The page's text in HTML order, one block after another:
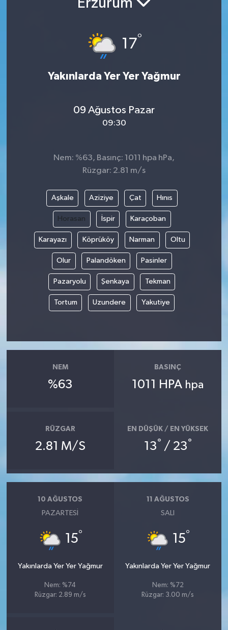
Erzurum
17°
Yakınlarda Yer Yer Yağmur
09 Ağustos Pazar
09:30
Nem: %63, Basınç: 1011 hpa hPa,
Rüzgar: 2.81 m/s
Aşkale Aziziye Çat Hınıs
Horasan İspir Karaçoban
Karayazı Köprüköy Narman Oltu
Olur Palandöken Pasinler
Pazaryolu Şenkaya Tekman
Tortum Uzundere Yakutiye
NEM
%63
BASINÇ
1011 HPA hpa
RÜZGAR
2.81 M/S
EN DÜŞÜK / EN YÜKSEK
13° / 23°
10 AĞUSTOS
PAZARTESI
15°
Yakınlarda Yer Yer Yağmur
Nem: %74
Rüzgar: 2.89 m/s
11 AĞUSTOS
SALI
15°
Yakınlarda Yer Yer Yağmur
Nem: %72
Rüzgar: 3.00 m/s